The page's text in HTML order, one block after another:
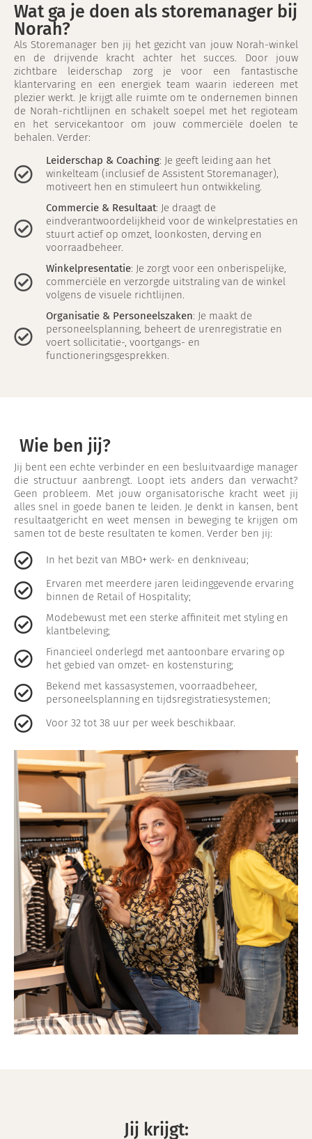
Wat ga je doen als storemanager bij
Norah?
Als Storemanager ben jij het gezicht van jouw Norah-winkel
en de drijvende kracht achter het succes. Door jouw
zichtbare leiderschap zorg je voor een fantastische
klantervaring en een energiek team waarin iedereen met
plezier werkt. Je krijgt alle ruimte om te ondernemen binnen
de Norah-richtlijnen en schakelt soepel met het regioteam
en het servicekantoor om jouw commerciële doelen te
behalen. Verder:
Leiderschap & Coaching: Je geeft leiding aan het
winkelteam (inclusief de Assistent Storemanager),
motiveert hen en stimuleert hun ontwikkeling.
Commercie & Resultaat: Je draagt de
eindverantwoordelijkheid voor de winkelprestaties en
stuurt actief op omzet, loonkosten, derving en
voorraadbeheer.
Winkelpresentatie: Je zorgt voor een onberispelijke,
commerciële en verzorgde uitstraling van de winkel
volgens de visuele richtlijnen.
Organisatie & Personeelszaken: Je maakt de
personeelsplanning, beheert de urenregistratie en
voert sollicitatie-, voortgangs- en
functioneringsgesprekken.
Wie ben jij?
Jij bent een echte verbinder en een besluitvaardige manager
die structuur aanbrengt. Loopt iets anders dan verwacht?
Geen probleem. Met jouw organisatorische kracht weet jij
alles snel in goede banen te leiden. Je denkt in kansen, bent
resultaatgericht en weet mensen in beweging te krijgen om
samen tot de beste resultaten te komen. Verder ben jij:
In het bezit van MBO+ werk- en denkniveau;
Ervaren met meerdere jaren leidinggevende ervaring
binnen de Retail of Hospitality;
Modebewust met een sterke affiniteit met styling en
klantbeleving;
Financieel onderlegd met aantoonbare ervaring op
het gebied van omzet- en kostensturing;
Bekend met kassasystemen, voorraadbeheer,
personeelsplanning en tijdsregistratiesystemen;
Voor 32 tot 38 uur per week beschikbaar.
Jij krijgt: